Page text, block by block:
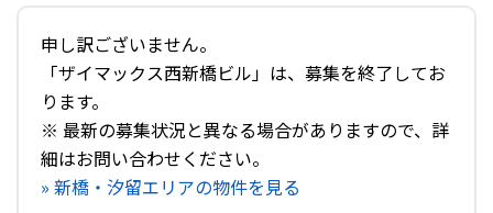
申し訳ございません。
「ザイマックス西新橋ビル」は、募集を終了してお
ります。
※ 最新の募集状況と異なる場合がありますので、詳
細はお問い合わせください。
» 新橋・汐留エリアの物件を見る